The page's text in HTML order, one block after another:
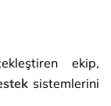
ekip,
sistemlerini